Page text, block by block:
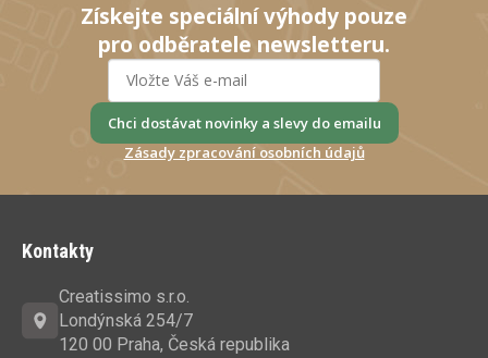
Získejte speciální výhody pouze
pro odběratele newsletteru.
Chci dostávat novinky a slevy do emailu
Zásady zpracování osobních údajů
Kontakty
Creatissimo s.r.o.
Londýnská 254/7
120 00 Praha, Česká republika